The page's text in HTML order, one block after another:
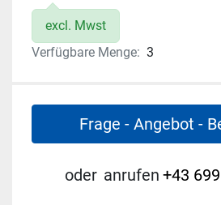
excl. Mwst
Verfügbare Menge: 3
Frage - Angebot -
oder anrufen +43